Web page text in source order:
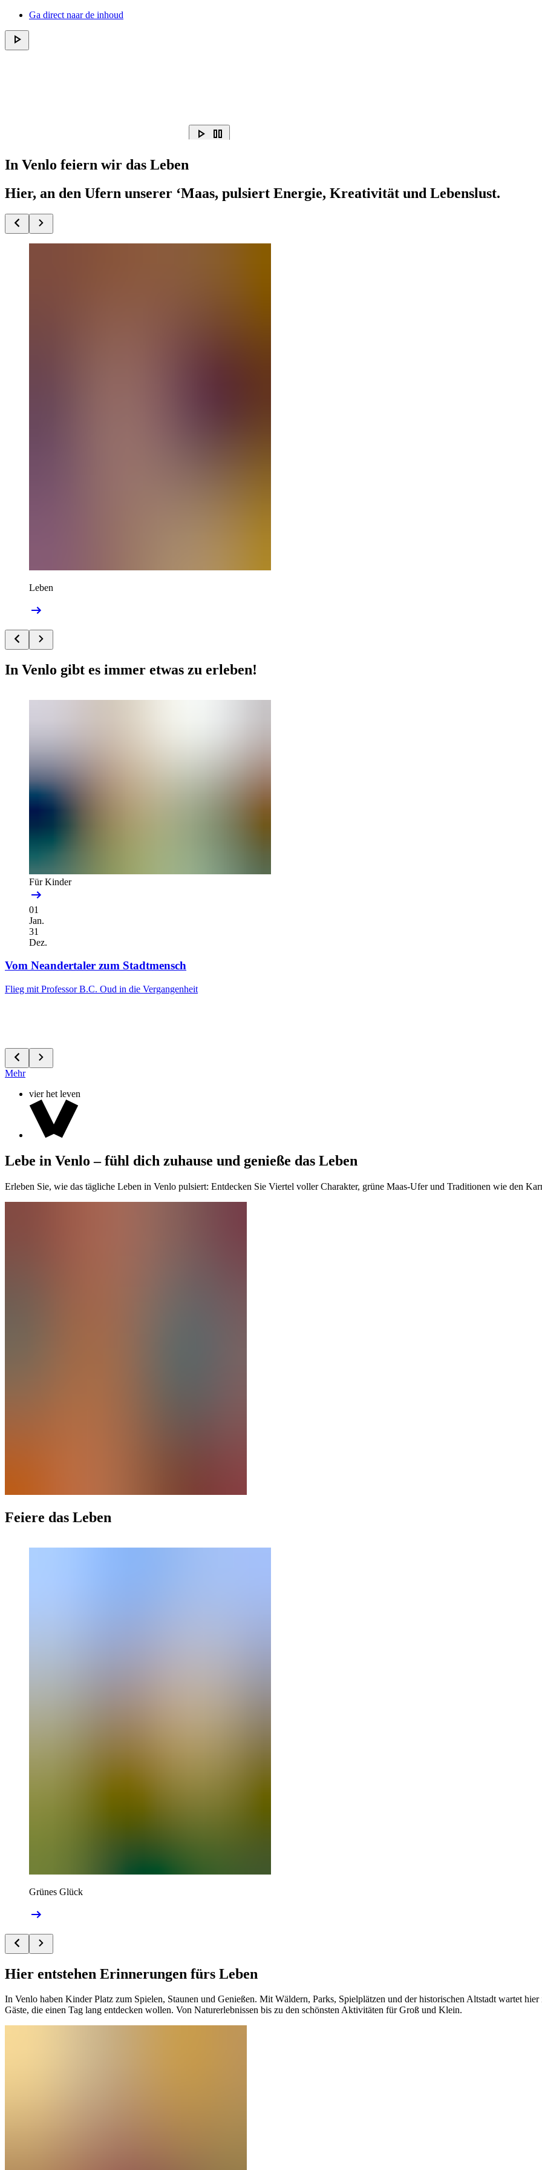
Ga direct naar de inhoud
In Venlo feiern wir das Leben
Hier, an den Ufern unserer ‘Maas, pulsiert Energie, Kreativität und Lebenslust.
Leben
In Venlo gibt es immer etwas zu erleben!
Für Kinder
01
Jan.
31
Dez.
Vom Neandertaler zum Stadtmensch
Flieg mit Professor B.C. Oud in die Vergangenheit
Mehr
vier het leven
Lebe in Venlo – fühl dich zuhause und genieße das Leben
Erleben Sie, wie das tägliche Leben in Venlo pulsiert: Entdecken Sie Viertel voller Charakter, grüne Maas-Ufer und Traditionen wie den
Feiere das Leben
Grünes Glück
Hier entstehen Erinnerungen fürs Leben
In Venlo haben Kinder Platz zum Spielen, Staunen und Genießen. Mit Wäldern, Parks, Spielplätzen und der historischen Altstadt wartet
Gäste, die einen Tag lang entdecken wollen. Von Naturerlebnissen bis zu den schönsten Aktivitäten für Groß und Klein.